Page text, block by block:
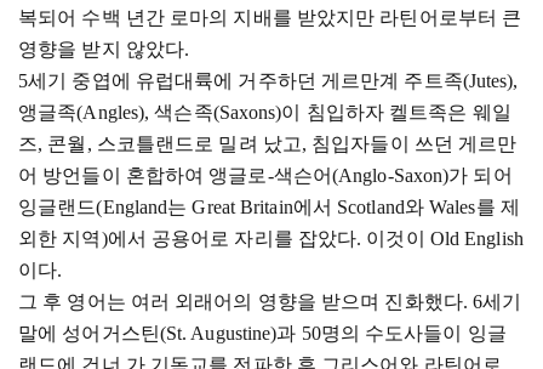
복되어 수백 년간 로마의 지배를 받았지만 라틴어로부터 큰
영향을 받지 않았다.
5세기 중엽에 유럽대륙에 거주하던 게르만계 주트족(Jutes),
앵글족(Angles), 색슨족(Saxons)이 침입하자 켈트족은 웨일
즈, 콘월, 스코틀랜드로 밀려 났고, 침입자들이 쓰던 게르만
어 방언들이 혼합하여 앵글로-색슨어(Anglo-Saxon)가 되어
잉글랜드(England는 Great Britain에서 Scotland와 Wales를 제
외한 지역)에서 공용어로 자리를 잡았다. 이것이 Old English
이다.
그 후 영어는 여러 외래어의 영향을 받으며 진화했다. 6세기
말에 성어거스틴(St. Augustine)과 50명의 수도사들이 잉글
랜드에 건너 가 기독교를 전파한 후 그리스어와 라틴어로